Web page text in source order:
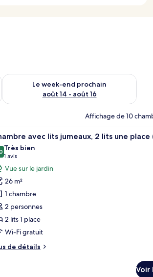
août 7 - août 9
Le week-end prochain
août 14 - août 16
Vérifier la disponibilité pour le week-end
Affichage de 10
avec divers objets.
bureau, une chaise, une grande fenêtre avec des
:
Une chambre
6 avec lits jumeaux, 2 lits une place
sur 10
Très bien
1 avis
(1 avis)
Vue sur le jardin
26 m²
1 chambre
2 personnes
2 lits 1 place
Wi-Fi gratuit
de détails
Voir